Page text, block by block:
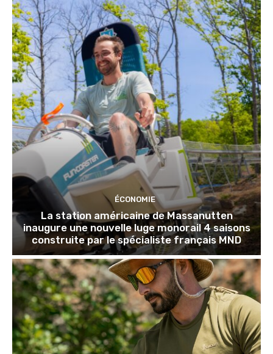
ÉCONOMIE
La station américaine de Massanutten
inaugure une nouvelle luge monorail 4 saisons
construite par le spécialiste français MND